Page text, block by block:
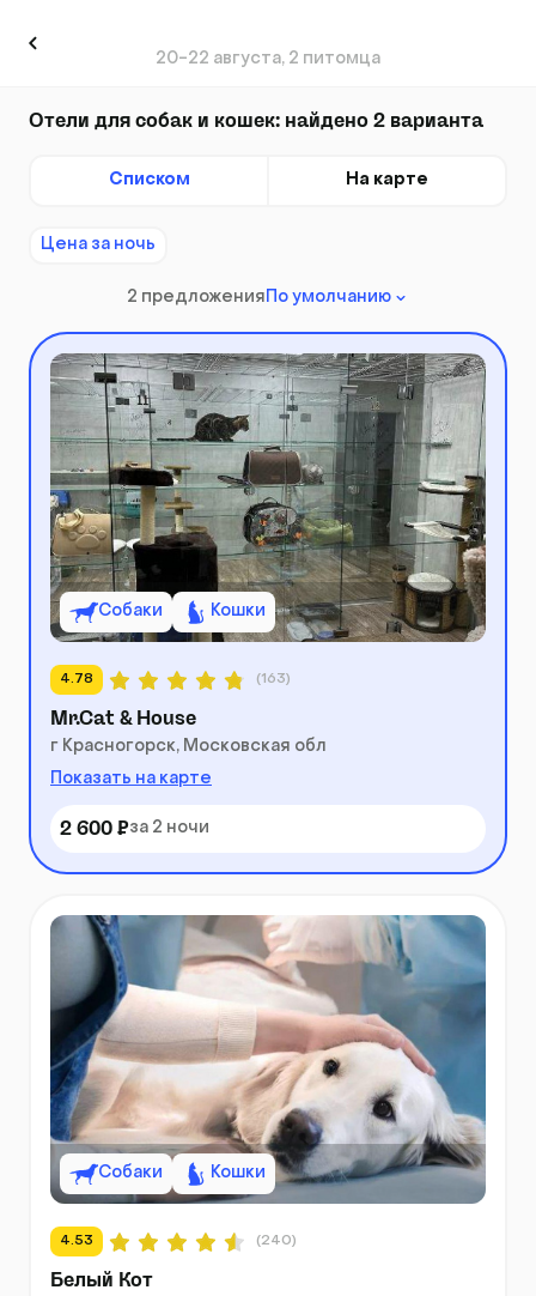
20-22 августа, 2 питомца
Отели для собак и кошек: найдено 2 варианта
Списком На карте
Цена за ночь
2 предложения По умолчанию
Собаки Кошки
4.78 (163)
Mr.Cat & House
г Красногорск, Московская обл
Показать на карте
2 600 ₽за 2 ночи
Собаки Кошки
4.53 (240)
Белый Кот